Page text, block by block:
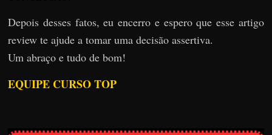
Depois desses fatos, eu encerro e espero que esse artigo
review te ajude a tomar uma decisão assertiva.
Um abraço e tudo de bom!
EQUIPE CURSO TOP